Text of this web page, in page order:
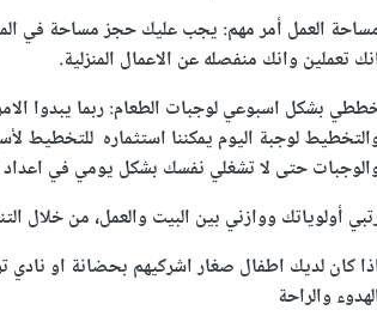
العمل أمر مهم: يجب عليك حجز مساحة في
تعملين وانك منفصله عن الاعمال المنزلية.
بشكل اسبوعي لوجبات الطعام: ربما يبدوا
لوجبة اليوم يمكننا استثماره للتخطيط
حتى لا تشغلي نفسك بشكل يومي في اعداد
أولوياتك ووازني بين البيت والعمل، من خلال
كان لديك اطفال صغار اشركيهم بحضانة او
والراحة